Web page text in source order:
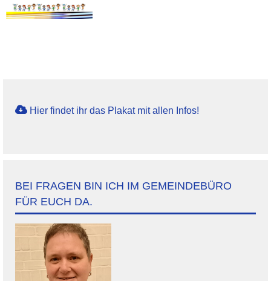
Hier findet ihr das Plakat mit allen Infos!
BEI FRAGEN BIN ICH IM GEMEINDEBÜRO
FÜR EUCH DA.